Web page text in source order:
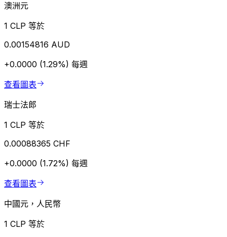
澳洲元
1 CLP 等於
0.00154816 AUD
+0.0000 (1.29%) 每週
查看圖表
瑞士法郎
1 CLP 等於
0.00088365 CHF
+0.0000 (1.72%) 每週
查看圖表
中國元，人民幣
1 CLP 等於